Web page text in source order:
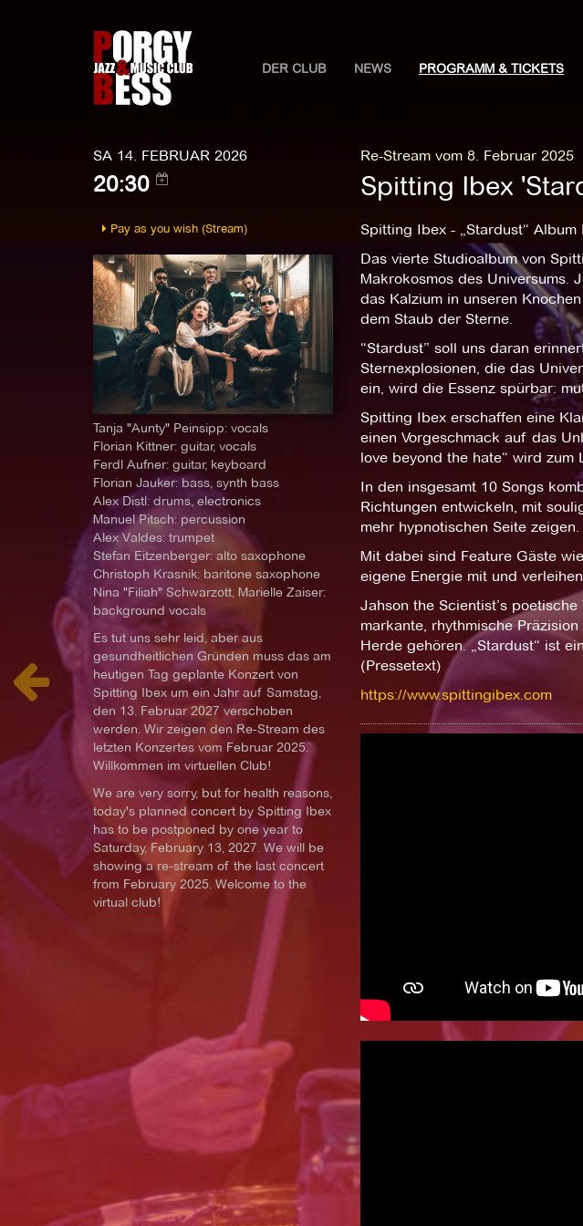
DER CLUB NEWS PROGRAMM & TICKETS
SA 14. FEBRUAR 2026
20:30
Re-Stream vom 8. Februar 2025
Spitting Ibex
Pay as you wish (Stream)
Tanja "Aunty" Peinsipp: vocals
Florian Kittner: guitar, vocals
Ferdl Aufner: guitar, keyboard
Florian Jauker: bass, synth bass
Alex Distl: drums, electronics
Manuel Pitsch: percussion
Alex Valdes: trumpet
Stefan Eitzenberger: alto saxophone
Christoph Krasnik: baritone saxophone
Nina "Filiah" Schwarzott, Marielle Zaiser:
background vocals
Es tut uns sehr leid, aber aus
gesundheitlichen Gründen muss das am
heutigen Tag geplante Konzert von
Spitting Ibex um ein Jahr auf Samstag,
den 13. Februar 2027 verschoben
werden. Wir zeigen den Re-Stream des
letzten Konzertes vom Februar 2025.
Willkommen im virtuellen Club!
We are very sorry, but for health reasons,
today's planned concert by Spitting Ibex
has to be postponed by one year to
Saturday, February 13, 2027. We will be
showing a re-stream of the last concert
from February 2025. Welcome to the
virtual club!
Spitting Ibex - „Stardust“ Album
Das vierte Studioalbum von
Makrokosmos des Universums.
das Kalzium in unseren
dem Staub der Sterne.
“Stardust” soll uns daran
Sternexplosionen, die das
ein, wird die Essenz spürbar:
Spitting Ibex erschaffen eine
einen Vorgeschmack auf das
love beyond the hate“ wird zum
In den insgesamt 10 Songs
Richtungen entwickeln, mit
mehr hypnotischen Seite zeigen.
Mit dabei sind Feature Gäste
eigene Energie mit und
Jahson the Scientist’s
markante, rhythmische
Herde gehören. „Stardust“ ist
(Pressetext)
https://www.spittingibex.com